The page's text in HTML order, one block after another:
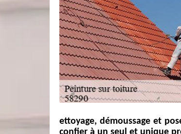
ettoyage, démoussage et
confier à un seul et unique